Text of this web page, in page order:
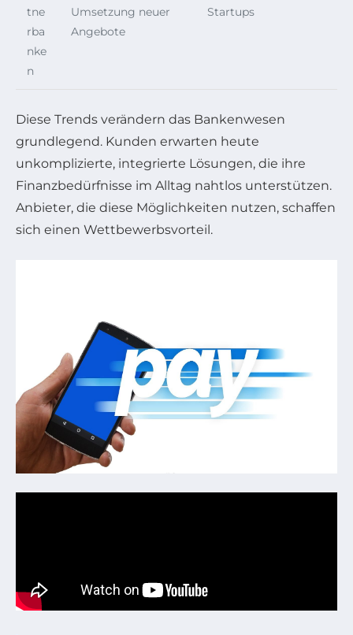
tne
rba
nke
n
Umsetzung neuer
Angebote
Startups
Diese Trends verändern das Bankenwesen
grundlegend. Kunden erwarten heute
unkomplizierte, integrierte Lösungen, die ihre
Finanzbedürfnisse im Alltag nahtlos unterstützen.
Anbieter, die diese Möglichkeiten nutzen, schaffen
sich einen Wettbewerbsvorteil.